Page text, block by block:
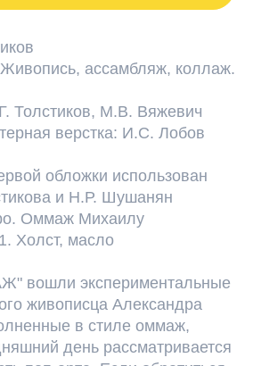
ассамбляж, коллаж.
Толстиков, М.В. Вяжевич
верстка: И.С. Лобов
обложки использован
и Н.Р. Шушанян
Оммаж Михаилу
Холст, масло
вошли экспериментальные
живописца Александра
в стиле оммаж,
день рассматривается